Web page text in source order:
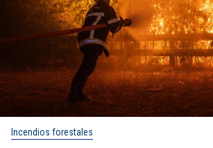
Incendios forestales